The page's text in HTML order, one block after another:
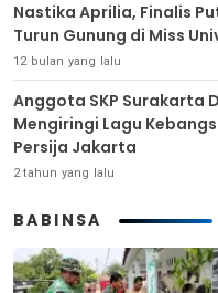
Nastika Aprilia, Finalis
Turun Gunung di Miss
12 bulan yang lalu
Anggota SKP Surakarta
Mengiringi Lagu
Persija Jakarta
2 tahun yang lalu
BABINSA